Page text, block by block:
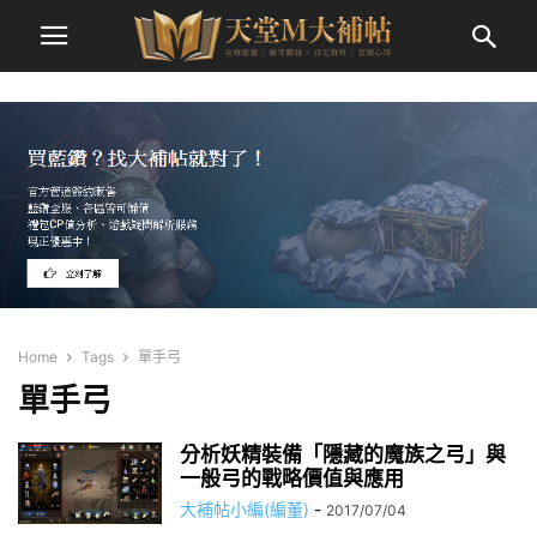
Home Tags 單手弓
單手弓
分析妖精裝備「隱藏的魔族之弓」與
一般弓的戰略價值與應用
大補帖小編(編董) - 2017/07/04